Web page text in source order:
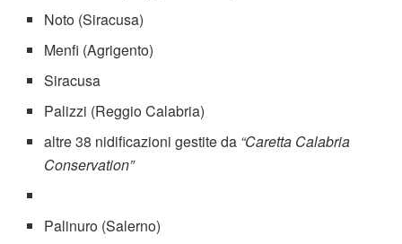
Noto (Siracusa)
Menfi (Agrigento)
Siracusa
Palizzi (Reggio Calabria)
altre 38 nidificazioni gestite da “Caretta Calabria
Conservation”
Palinuro (Salerno)